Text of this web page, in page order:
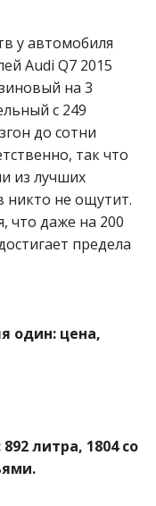
у автомобиля
Audi Q7 2015
на 3
с 249
до сотни
так что
из лучших
никто не ощутит.
что даже на 200
предела
один: цена,
литра, 1804 со